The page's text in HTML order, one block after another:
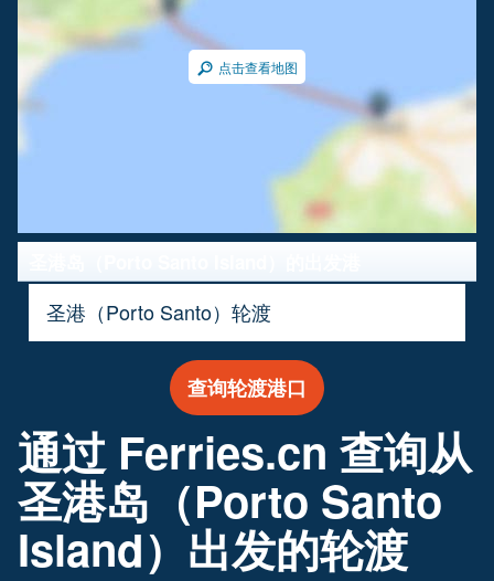
点击查看地图
圣港（Porto Santo）轮渡
查询轮渡港口
通过 Ferries.cn 查询从
圣港岛（Porto Santo
Island）出发的轮渡